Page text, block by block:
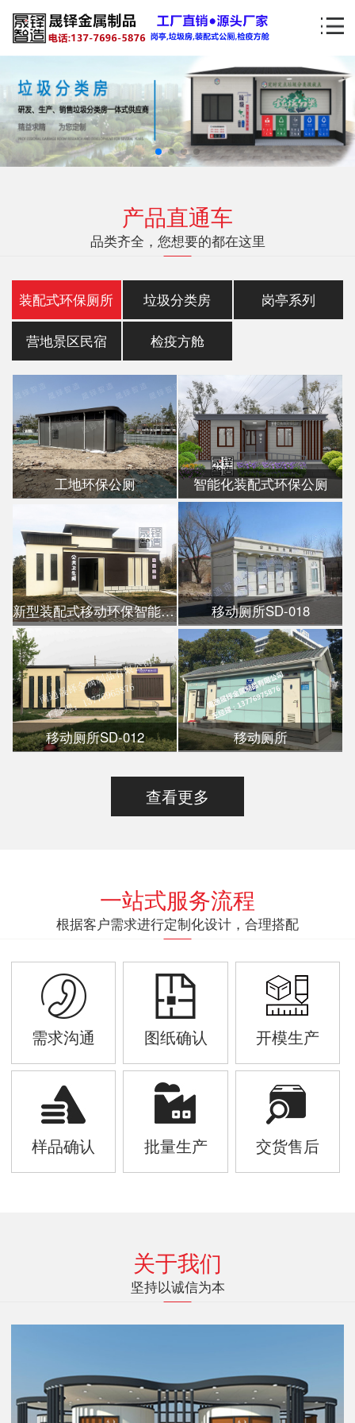
产品直通车
品类齐全，您想要的都在这里
装配式环保厕所 垃圾分类房 岗亭系列
营地景区民宿 检疫方舱
工地环保公厕 智能化装配式环保公厕
新型装配式移动环保智能公厕 移动厕所SD-018
移动厕所SD-012 移动厕所
查看更多
一站式服务流程
根据客户需求进行定制化设计，合理搭配
需求沟通 图纸确认 开模生产
样品确认 批量生产 交货售后
关于我们
坚持以诚信为本